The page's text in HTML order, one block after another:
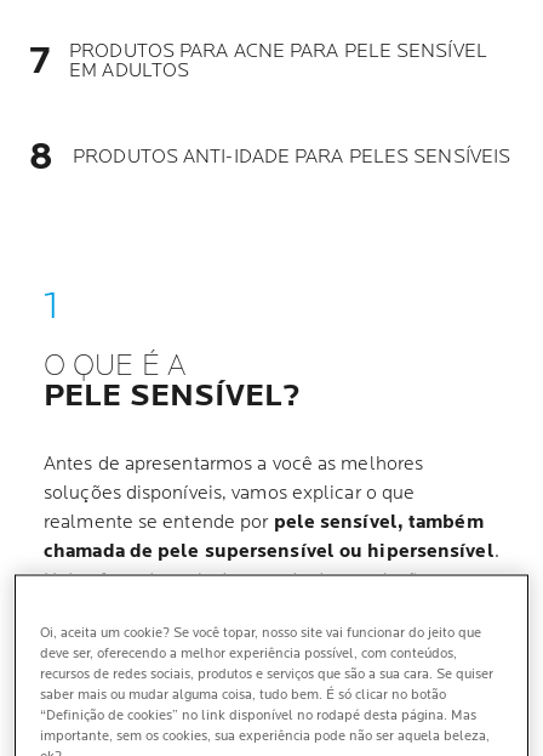
PRODUTOS PARA ACNE PARA PELE SENSÍVEL
EM ADULTOS
PRODUTOS ANTI-IDADE PARA PELES SENSÍVEIS
O QUE É A
PELE SENSÍVEL?
Antes de apresentarmos a você as melhores
soluções disponíveis, vamos explicar o que
realmente se entende por pele sensível, também
chamada de pele supersensível ou hipersensível.
Hoje afetando mais da metade da população
desagradável –com sintomas de tensionamento,
formigamento, queimação e ardência–
experimentada pela pele. Essas sensações podem
acontecer o tempo todo, mas também podem ser
Oi, aceita um cookie? Se você topar, nosso site vai funcionar do jeito que
deve ser, oferecendo a melhor experiência possível, com conteúdos,
recursos de redes sociais, produtos e serviços que são a sua cara. Se quiser
saber mais ou mudar alguma coisa, tudo bem. É só clicar no botão
“Definição de cookies” no link disponível no rodapé desta página. Mas
importante, sem os cookies, sua experiência pode não ser aquela beleza,